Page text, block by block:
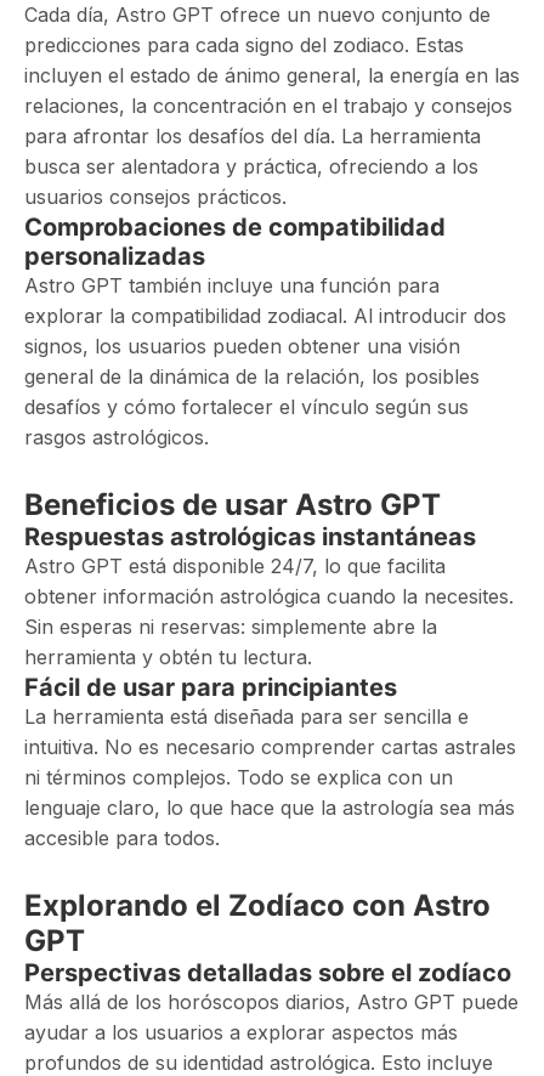
Cada día, Astro GPT ofrece un nuevo conjunto de
predicciones para cada signo del zodiaco. Estas
incluyen el estado de ánimo general, la energía en las
relaciones, la concentración en el trabajo y consejos
para afrontar los desafíos del día. La herramienta
busca ser alentadora y práctica, ofreciendo a los
usuarios consejos prácticos.
Comprobaciones de compatibilidad
personalizadas
Astro GPT también incluye una función para
explorar la compatibilidad zodiacal. Al introducir dos
signos, los usuarios pueden obtener una visión
general de la dinámica de la relación, los posibles
desafíos y cómo fortalecer el vínculo según sus
rasgos astrológicos.
Beneficios de usar Astro GPT
Respuestas astrológicas instantáneas
Astro GPT está disponible 24/7, lo que facilita
obtener información astrológica cuando la necesites.
Sin esperas ni reservas: simplemente abre la
herramienta y obtén tu lectura.
Fácil de usar para principiantes
La herramienta está diseñada para ser sencilla e
intuitiva. No es necesario comprender cartas astrales
ni términos complejos. Todo se explica con un
lenguaje claro, lo que hace que la astrología sea más
accesible para todos.
Explorando el Zodíaco con Astro
GPT
Perspectivas detalladas sobre el zodíaco
Más allá de los horóscopos diarios, Astro GPT puede
ayudar a los usuarios a explorar aspectos más
profundos de su identidad astrológica. Esto incluye